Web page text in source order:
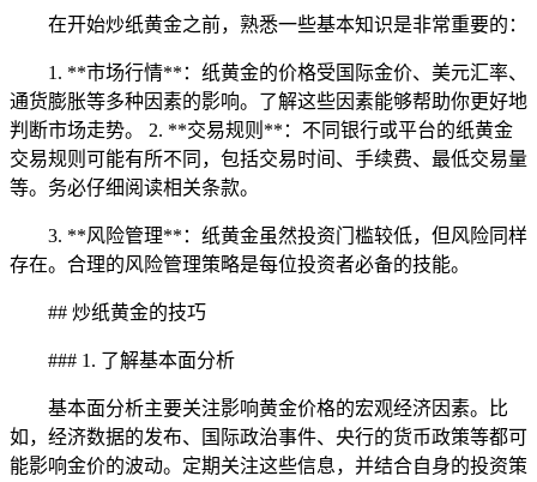
在开始炒纸黄金之前，熟悉一些基本知识是非常重要的：
1. **市场行情**：纸黄金的价格受国际金价、美元汇率、
通货膨胀等多种因素的影响。了解这些因素能够帮助你更好地
判断市场走势。 2. **交易规则**：不同银行或平台的纸黄金
交易规则可能有所不同，包括交易时间、手续费、最低交易量
等。务必仔细阅读相关条款。
3. **风险管理**：纸黄金虽然投资门槛较低，但风险同样
存在。合理的风险管理策略是每位投资者必备的技能。
## 炒纸黄金的技巧
### 1. 了解基本面分析
基本面分析主要关注影响黄金价格的宏观经济因素。比
如，经济数据的发布、国际政治事件、央行的货币政策等都可
能影响金价的波动。定期关注这些信息，并结合自身的投资策